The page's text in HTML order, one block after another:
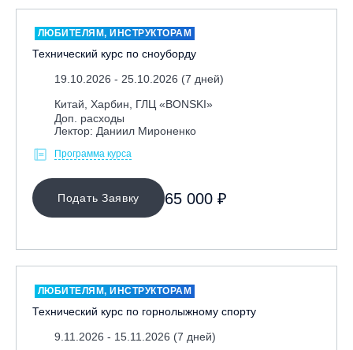
ЛЮБИТЕЛЯМ, ИНСТРУКТОРАМ
Технический курс по сноуборду
19.10.2026 - 25.10.2026 (7 дней)
Китай, Харбин, ГЛЦ «BONSKI»
Доп. расходы
Лектор: Даниил Мироненко
Программа курса
Подать Заявку 65 000 ₽
ЛЮБИТЕЛЯМ, ИНСТРУКТОРАМ
Технический курс по горнолыжному спорту
9.11.2026 - 15.11.2026 (7 дней)